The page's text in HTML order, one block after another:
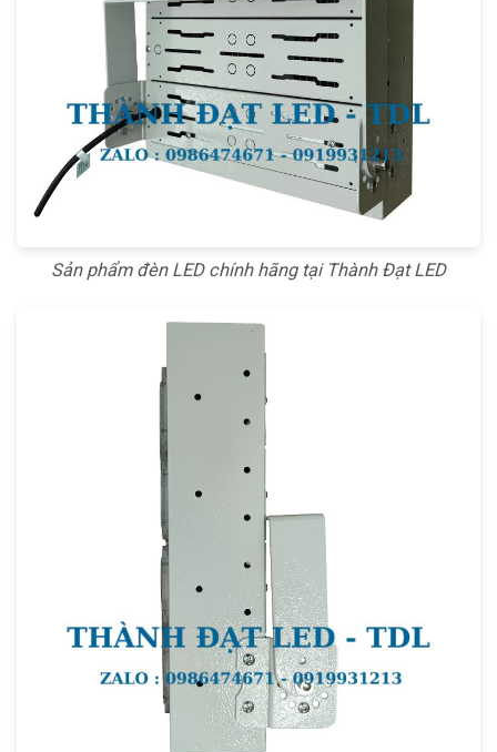
Sản phẩm đèn LED chính hãng tại Thành Đạt LED